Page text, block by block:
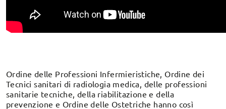
Ordine delle Professioni Infermieristiche, Ordine dei
Tecnici sanitari di radiologia medica, delle professioni
sanitarie tecniche, della riabilitazione e della
prevenzione e Ordine delle Ostetriche hanno così